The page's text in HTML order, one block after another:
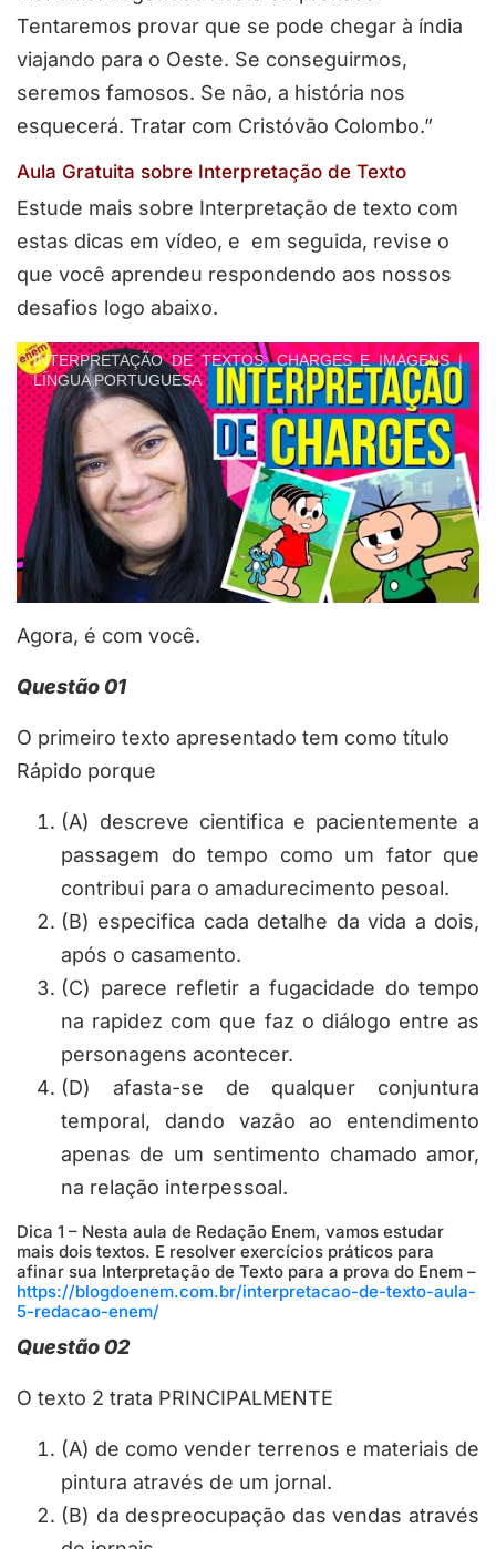
Tentaremos provar que se pode chegar à índia
viajando para o Oeste. Se conseguirmos,
seremos famosos. Se não, a história nos
esquecerá. Tratar com Cristóvão Colombo.”
Aula Gratuita sobre Interpretação de Texto
Estude mais sobre Interpretação de texto com
estas dicas em vídeo, e em seguida, revise o
que você aprendeu respondendo aos nossos
desafios logo abaixo.
INTERPRETAÇÃO DE TEXTOS: CHARGES E IMAGENS |
LÍNGUA PORTUGUESA
Agora, é com você.
Questão 01
O primeiro texto apresentado tem como título
Rápido porque
(A) descreve cientifica e pacientemente a
passagem do tempo como um fator que
contribui para o amadurecimento pesoal.
(B) especifica cada detalhe da vida a dois,
após o casamento.
(C) parece refletir a fugacidade do tempo
na rapidez com que faz o diálogo entre as
personagens acontecer.
(D) afasta-se de qualquer conjuntura
temporal, dando vazão ao entendimento
apenas de um sentimento chamado amor,
na relação interpessoal.
Dica 1 – Nesta aula de Redação Enem, vamos estudar
mais dois textos. E resolver exercícios práticos para
afinar sua Interpretação de Texto para a prova do Enem –
https://blogdoenem.com.br/interpretacao-de-texto-aula-
5-redacao-enem/
Questão 02
O texto 2 trata PRINCIPALMENTE
(A) de como vender terrenos e materiais de
pintura através de um jornal.
(B) da despreocupação das vendas através